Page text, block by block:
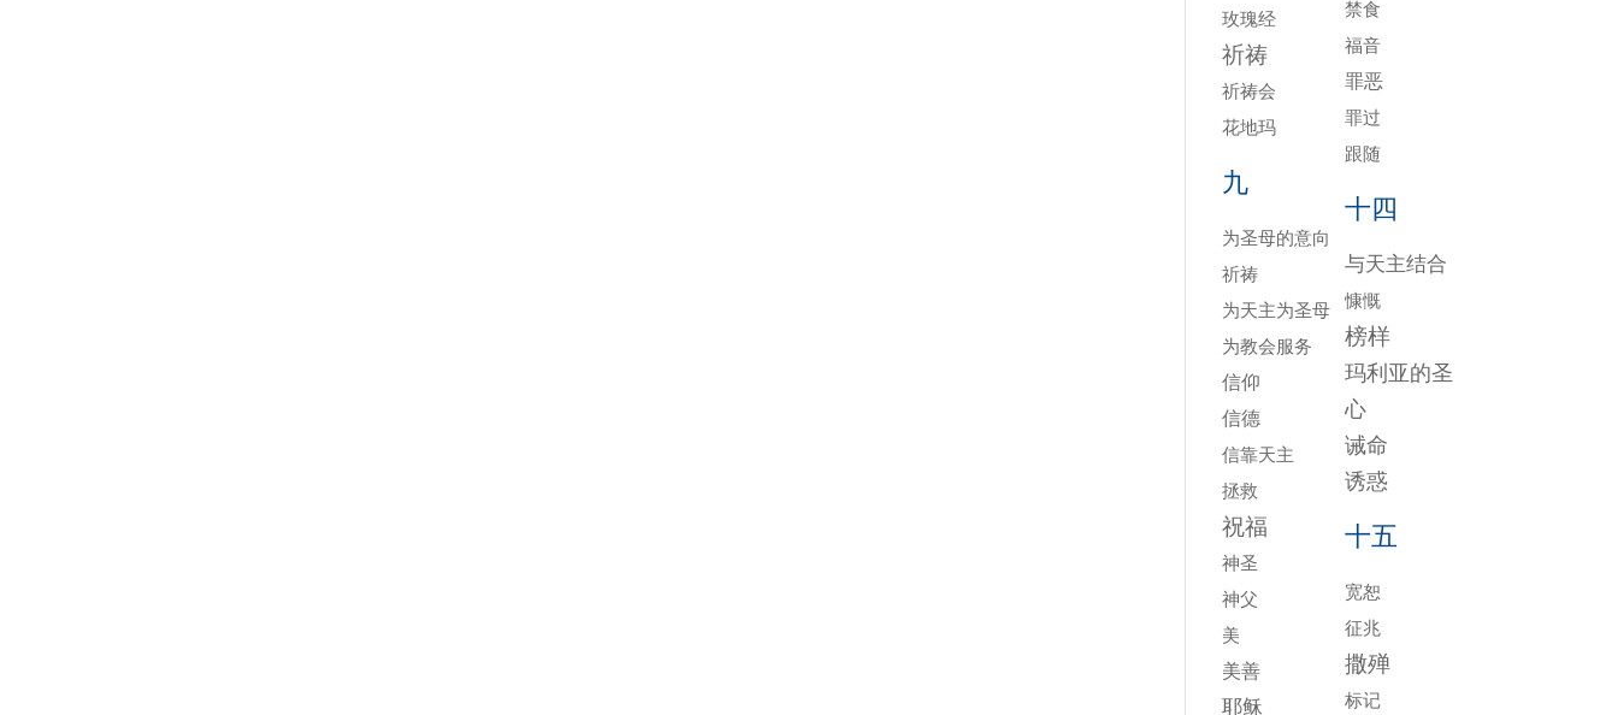
玫瑰经
祈祷
祈祷会
花地玛
九
为圣母的意向
祈祷
为天主为圣母
为教会服务
信仰
信德
信靠天主
拯救
祝福
神圣
神父
美
美善
耶稣
禁食
福音
罪恶
罪过
跟随
十四
与天主结合
慷慨
榜样
玛利亚的圣
心
诫命
诱惑
十五
宽恕
征兆
撒殚
标记